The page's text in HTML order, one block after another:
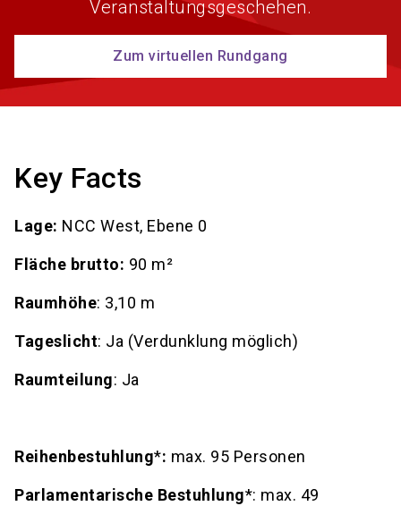
Veranstaltungsgeschehen.
Zum virtuellen Rundgang
Key Facts
Lage: NCC West, Ebene 0
Fläche brutto: 90 m²
Raumhöhe: 3,10 m
Tageslicht: Ja (Verdunklung möglich)
Raumteilung: Ja
Reihenbestuhlung*: max. 95 Personen
Parlamentarische Bestuhlung*: max. 49